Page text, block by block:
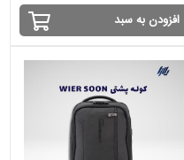
افزودن به سبد